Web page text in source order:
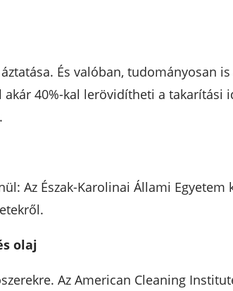
És valóban, tudományosan
40%-kal lerövidítheti a takarítási
Az Észak-Karolinai Állami Egyetem
olaj
Az American Cleaning